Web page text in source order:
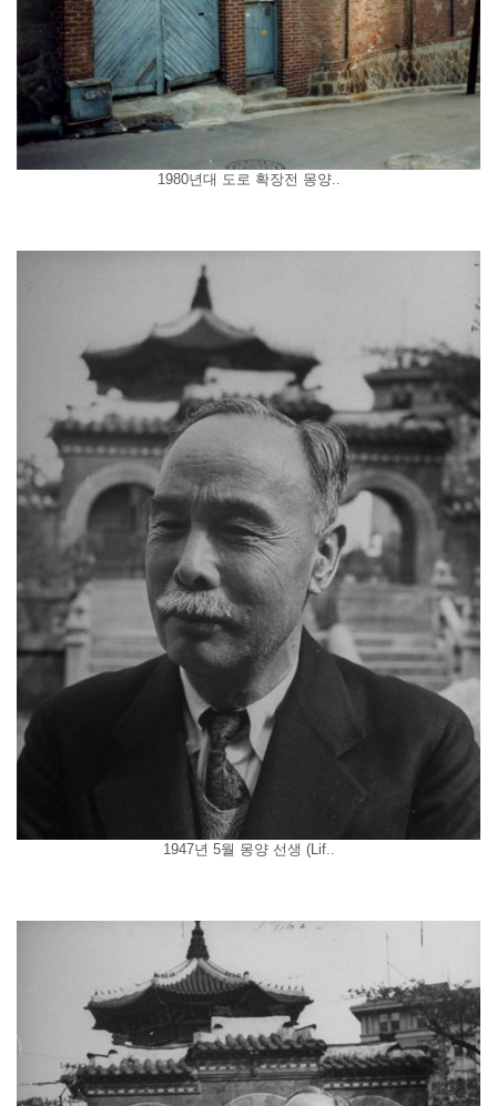
1980년대 도로 확장전 몽양..
1947년 5월 몽양 선생 (Lif..